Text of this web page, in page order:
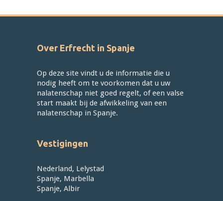
Over Erfrecht in Spanje
Op deze site vindt u de informatie die u
nodig heeft om te voorkomen dat u uw
nalatenschap niet goed regelt, of een valse
start maakt bij de afwikkeling van een
nalatenschap in Spanje.
Vestigingen
Nederland, Lelystad
Spanje, Marbella
Spanje, Albir